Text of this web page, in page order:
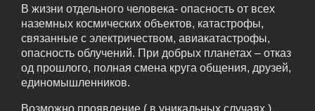
В жизни отдельного человека- опасность от всех
наземных космических объектов, катастрофы,
связанные с электричеством, авиакатастрофы,
опасность облучений. При добрых планетах – отказ
од прошлого, полная смена круга общения, друзей,
единомышленников.
Возможно проявление ( в уникальных случаях )